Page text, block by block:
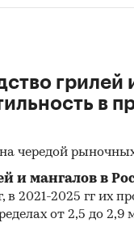
выгрузки
Профили
В работе
показывают
компаний,
учредителей и
Cредние цены
грилей
в
чередой
и мангалов в
в 2021-2025 гг их
от 2,5 до 2,9